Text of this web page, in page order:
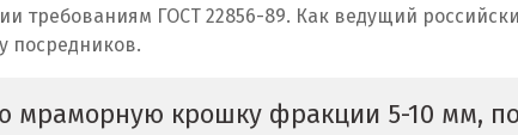
требованиям ГОСТ 22856-89. Как ведущий
посредников.
мраморную крошку фракции 5-10 мм,